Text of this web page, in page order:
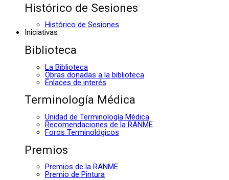
Histórico de Sesiones
Histórico de Sesiones
Iniciativas
Biblioteca
La Biblioteca
Obras donadas a la biblioteca
Enlaces de interés
Terminología Médica
Unidad de Terminología Médica
Recomendaciones de la RANME
Foros Terminológicos
Premios
Premios de la RANME
Premio de Pintura